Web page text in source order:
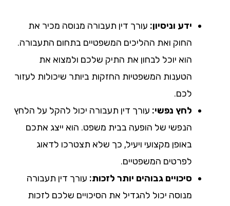
ידע וניסיון:עורך דין תעבורה מנוסה מכיר את
החוק ואת ההליכים המשפטיים בתחום התעבורה.
הוא יוכל לבחון את התיק שלכם ולמצוא את
הטענות המשפטיות החזקות ביותר שיכולות לעזור
לחץ נפשי:עורך דין תעבורה יכול להקל על הלחץ
הנפשי של הופעה בבית משפט. הוא ייצג אתכם
באופן מקצועי ויעיל, כך שלא תצטרכו לדאוג
לפרטים המשפטיים.
סיכויים גבוהים יותר לזכות:עורך דין תעבורה
מנוסה יכול להגדיל את הסיכויים שלכם לזכות